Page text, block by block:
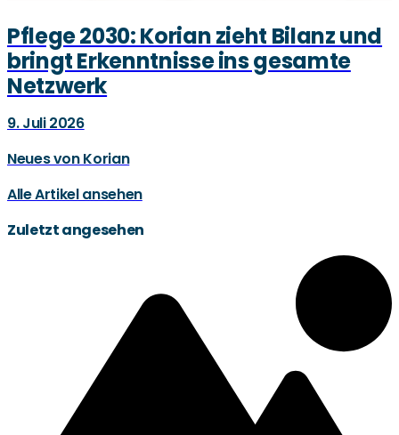
Pflege 2030: Korian zieht Bilanz und
bringt Erkenntnisse ins gesamte
Netzwerk
9. Juli 2026
Neues von Korian
Alle Artikel ansehen
Zuletzt angesehen